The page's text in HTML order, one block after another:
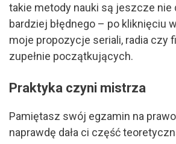
takie metody nauki są jeszcze nie
bardziej błędnego – po kliknięciu
moje propozycje seriali, radia czy
zupełnie początkujących.
Praktyka czyni mistrza
Pamiętasz swój egzamin na
naprawdę dała ci część